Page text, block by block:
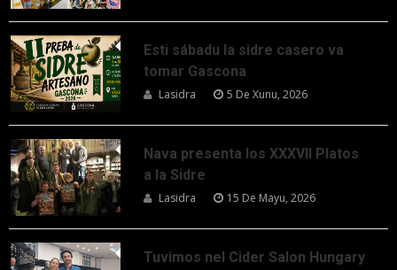
Esti sábadu la sidre casero va
tomar Gascona
Lasidra 5 De Xunu, 2026
Nava presenta los XXXVII Platos
a la Sidre
Lasidra 15 De Mayu, 2026
Tuvimos nel Cider Salon Hungary